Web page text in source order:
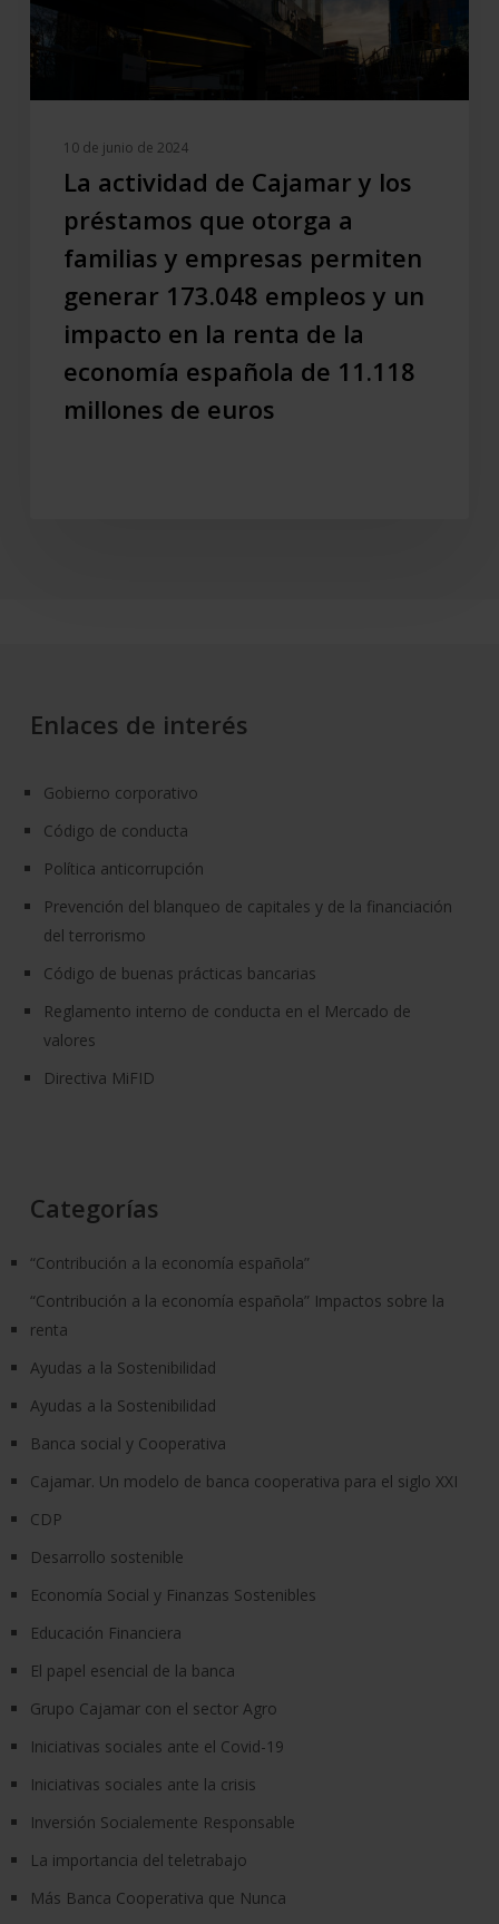
otorga
permiten
generar
173.048
impacto
euros
10 de junio de 2024
La actividad de Cajamar y los
préstamos que otorga a
familias y empresas permiten
generar 173.048 empleos y un
impacto en la renta de la
economía española de 11.118
millones de euros
Enlaces de interés
Gobierno corporativo
Código de conducta
Política anticorrupción
Prevención del blanqueo de capitales y de la financiación
del terrorismo
Código de buenas prácticas bancarias
Reglamento interno de conducta en el Mercado de
valores
Directiva MiFID
Categorías
“Contribución a la economía española”
“Contribución a la economía española” Impactos sobre la
renta
Ayudas a la Sostenibilidad
Ayudas a la Sostenibilidad
Banca social y Cooperativa
Cajamar. Un modelo de banca cooperativa para el siglo XXI
CDP
Desarrollo sostenible
Economía Social y Finanzas Sostenibles
Educación Financiera
El papel esencial de la banca
Grupo Cajamar con el sector Agro
Iniciativas sociales ante el Covid-19
Iniciativas sociales ante la crisis
Inversión Socialemente Responsable
La importancia del teletrabajo
Más Banca Cooperativa que Nunca